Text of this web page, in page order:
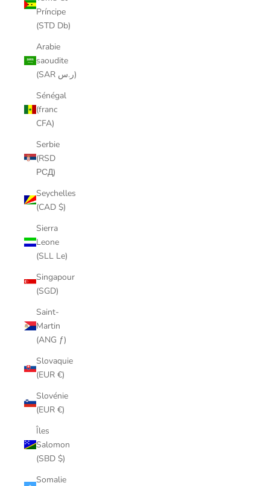
Príncipe
(STD Db)
Arabie
saoudite
(SAR ر.س)
Sénégal
(franc
CFA)
Serbie
(RSD
РСД)
Seychelles
(CAD $)
Sierra
Leone
(SLL Le)
Singapour
(SGD)
Saint-
Martin
(ANG ƒ)
Slovaquie
(EUR €)
Slovénie
(EUR €)
Îles
Salomon
(SBD $)
Somalie